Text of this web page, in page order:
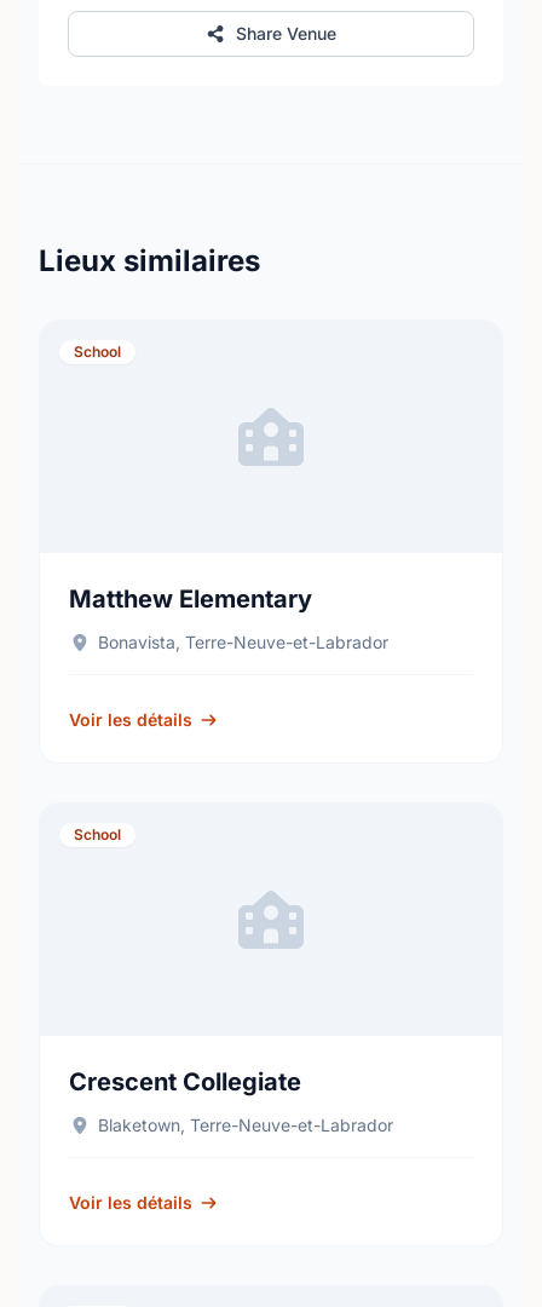
Share Venue
Lieux similaires
School
Matthew Elementary
Bonavista, Terre-Neuve-et-Labrador
Voir les détails
School
Crescent Collegiate
Blaketown, Terre-Neuve-et-Labrador
Voir les détails